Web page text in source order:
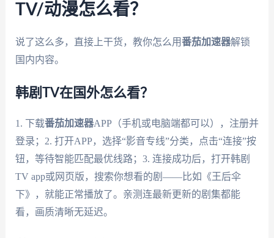
TV/动漫怎么看？
说了这么多，直接上干货，教你怎么用番茄加速器解锁
国内内容。
韩剧TV在国外怎么看？
1. 下载番茄加速器APP（手机或电脑端都可以），注册并
登录；2. 打开APP，选择“影音专线”分类，点击“连接”按
钮，等待智能匹配最优线路；3. 连接成功后，打开韩剧
TV app或网页版，搜索你想看的剧——比如《王后伞
下》，就能正常播放了。亲测连最新更新的剧集都能
看，画质清晰无延迟。